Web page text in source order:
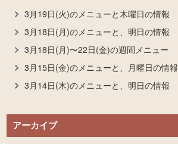
3月19日(火)のメニューと木曜日の情報
3月18日(月)のメニューと、明日の情報
3月18日(月)〜22日(金)の週間メニュー
3月15日(金)のメニューと、月曜日の情報
3月14日(木)のメニューと、明日の情報
アーカイブ